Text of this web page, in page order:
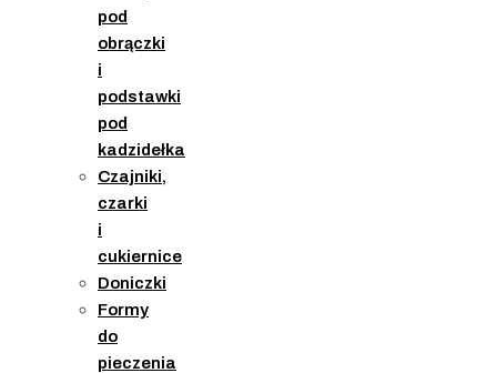
pod
obrączki
i
podstawki
pod
kadzidełka
Czajniki,
czarki
i
cukiernice
Doniczki
Formy
do
pieczenia